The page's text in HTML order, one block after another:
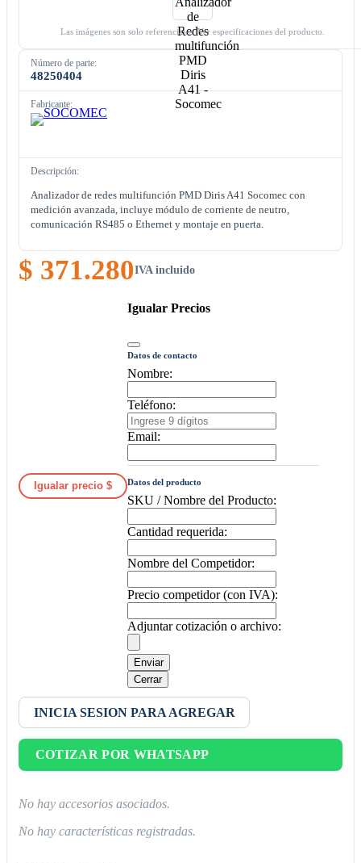
Las imágenes son solo referenciales. Ver especificaciones del producto.
Número de parte:
48250404
Fabricante:
Descripción:
Analizador de redes multifunción PMD Diris A41 Socomec con
medición avanzada, incluye módulo de corriente de neutro,
comunicación RS485 o Ethernet y montaje en puerta.
$ 371.280IVA incluido
Igualar precio $
Igualar Precios
Datos de contacto
Nombre:
Teléfono:
Email:
Datos del producto
SKU / Nombre del Producto:
Cantidad requerida:
Nombre del Competidor:
Precio competidor (con IVA):
Adjuntar cotización o archivo:
Enviar
Cerrar
INICIA SESION PARA AGREGAR
COTIZAR POR WHATSAPP
No hay accesorios asociados.
No hay características registradas.